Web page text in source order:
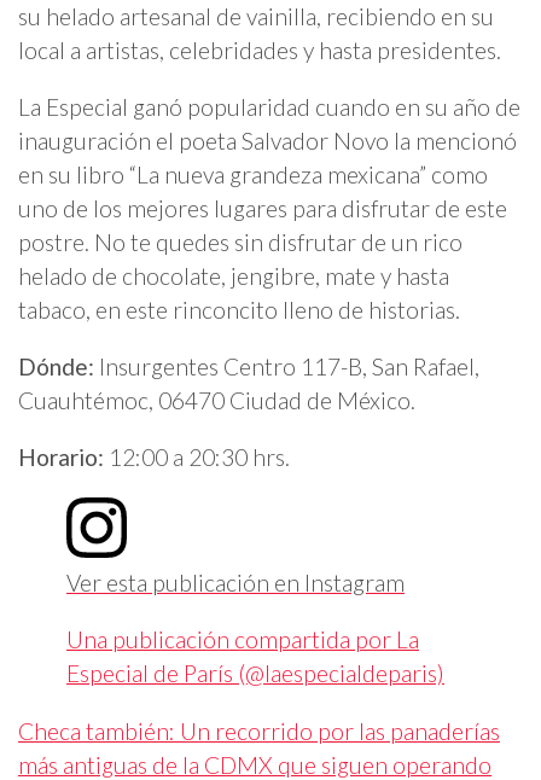
su helado artesanal de vainilla, recibiendo en su
local a artistas, celebridades y hasta presidentes.
La Especial ganó popularidad cuando en su año de
inauguración el poeta Salvador Novo la mencionó
en su libro “La nueva grandeza mexicana” como
uno de los mejores lugares para disfrutar de este
postre. No te quedes sin disfrutar de un rico
helado de chocolate, jengibre, mate y hasta
tabaco, en este rinconcito lleno de historias.
Dónde: Insurgentes Centro 117-B, San Rafael,
Cuauhtémoc, 06470 Ciudad de México.
Horario: 12:00 a 20:30 hrs.
Ver esta publicación en Instagram
Una publicación compartida por La
Especial de París (@laespecialdeparis)
Checa también: Un recorrido por las panaderías
más antiguas de la CDMX que siguen operando